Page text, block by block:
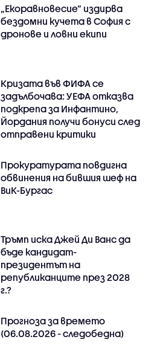
„Екоравновесие“ издирва
бездомни кучета в София с
дронове и ловни екипи
Кризата във ФИФА се
задълбочава: УЕФА отказва
подкрепа за Инфантино,
Йордания получи бонуси след
отправени критики
Прокуратурата повдигна
обвинения на бившия шеф на
ВиК-Бургас
Тръмп иска Джей Ди Ванс да
бъде кандидат-
президентът на
републиканците през 2028
г.?
Прогноза за времето
(06.08.2026 - следобедна)